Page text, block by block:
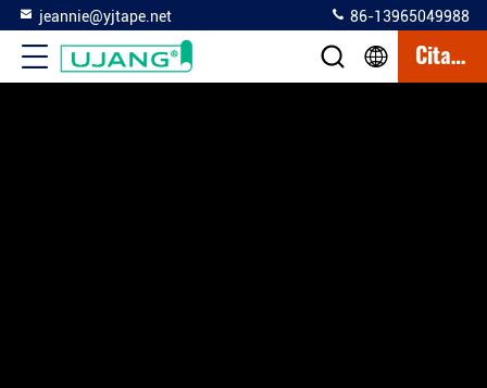
jeannie@yjtape.net 86-13965049988
Citazione